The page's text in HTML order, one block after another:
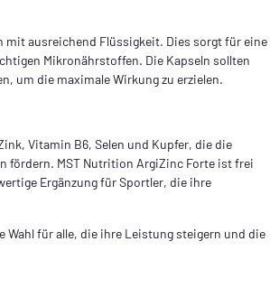
mit ausreichend Flüssigkeit. Dies sorgt für eine
Mikronährstoffen. Die Kapseln sollten
um die maximale Wirkung zu erzielen.
Vitamin B6, Selen und Kupfer, die die
MST Nutrition ArgiZinc Forte ist frei
Ergänzung für Sportler, die ihre
für alle, die ihre Leistung steigern und die